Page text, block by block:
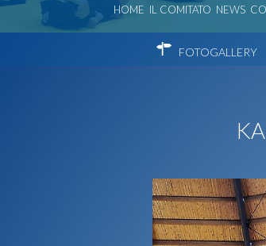
HOME IL COMITATO NEWS
FOTOGALLERY